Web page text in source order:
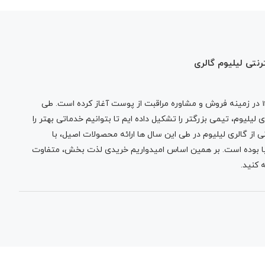
لیلیوم گالری
در زمینه فروش و مشاوره مراقبت از پوست آغاز کرده است. طی
تیمی بزرگتر را تشکیل داده ایم تا بتوانیم خدماتی بهتر را
از گالری لیلیوم در طی این سال ها ارائه محصولات اصیل، با
بوده است. بر همین اساس امیدواریم خریدی لذت بخش، متفاوت
کنید.